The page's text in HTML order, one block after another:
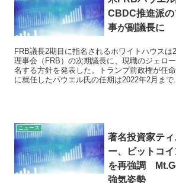
CBDC推進派
事が副議長に
FRB議長2期目に指名されるホワイトハウスは
理事会（FRB）の次期議長に、現職のジェロ
名する方針を発表した。トランプ前政権が任
に就任したパウエル氏の任期は2022年2月まで
ニュース
著名投資家テ
ー、ビットコ
を再強調
強気姿勢